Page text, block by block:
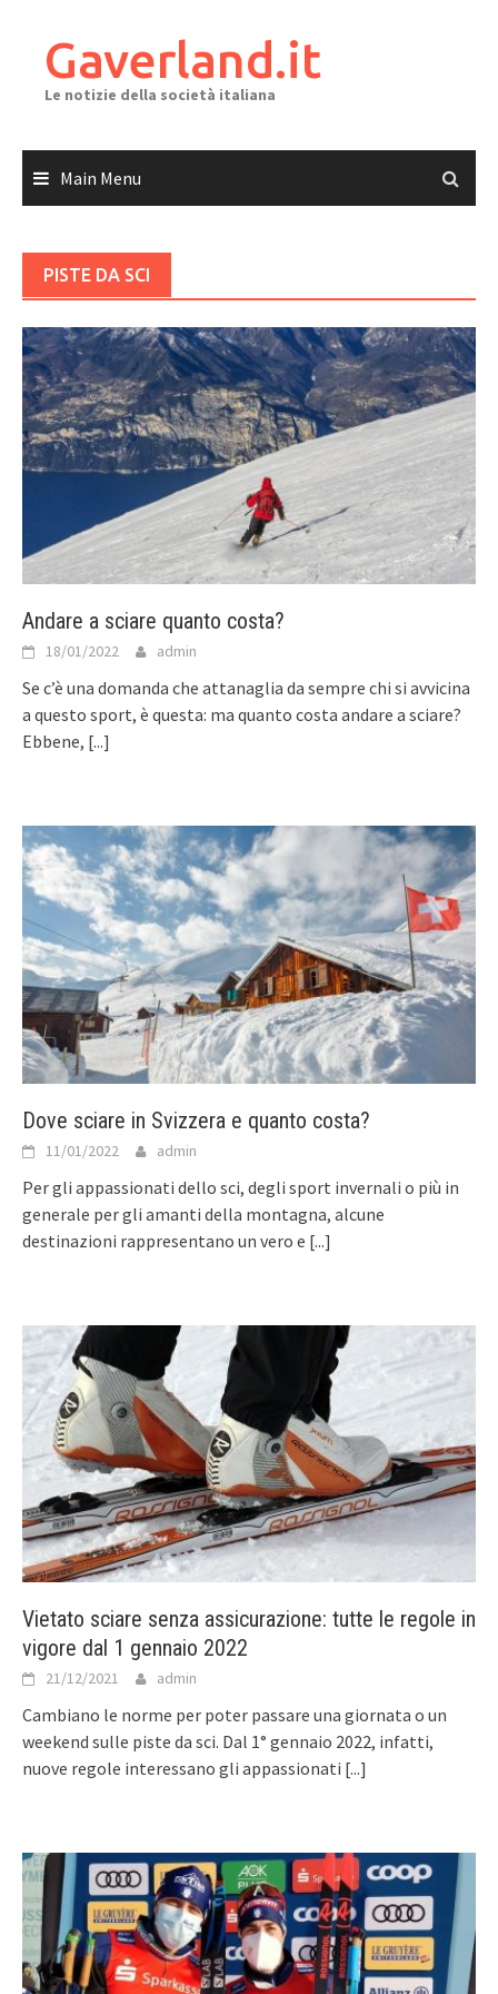
contentGaverland.it
Le notizie della società italiana
Main Menu
PISTE DA SCI
Andare a sciare quanto costa?
18/01/2022 admin
Se c’è una domanda che attanaglia da sempre chi si avvicina
a questo sport, è questa: ma quanto costa andare a sciare?
Ebbene, [...]
Dove sciare in Svizzera e quanto costa?
11/01/2022 admin
Per gli appassionati dello sci, degli sport invernali o più in
generale per gli amanti della montagna, alcune
destinazioni rappresentano un vero e [...]
Vietato sciare senza assicurazione: tutte le regole in
vigore dal 1 gennaio 2022
21/12/2021 admin
Cambiano le norme per poter passare una giornata o un
weekend sulle piste da sci. Dal 1° gennaio 2022, infatti,
nuove regole interessano gli appassionati [...]